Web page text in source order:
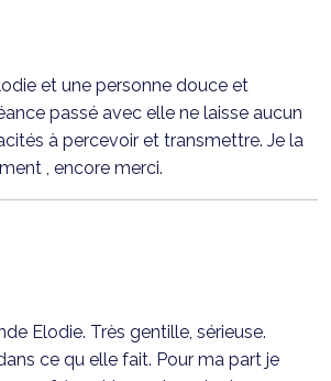
et une personne douce et
passé avec elle ne laisse aucun
à percevoir et transmettre. Je la
, encore merci.
Elodie. Très gentille, sérieuse.
ce qu elle fait. Pour ma part je